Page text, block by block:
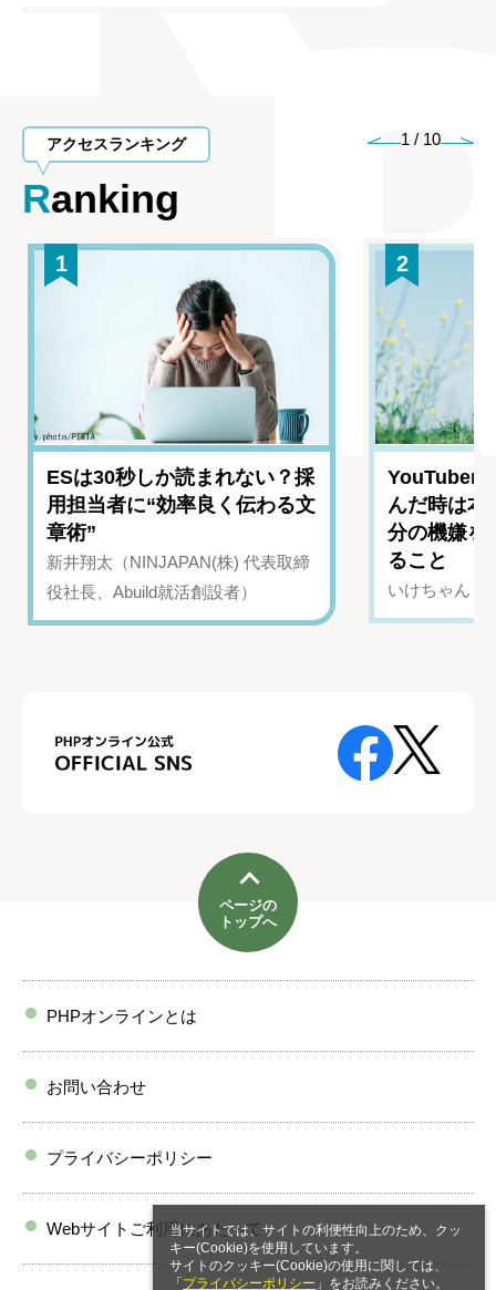
当サイトでは、サイトの利便性向上のため、クッ
キー(Cookie)を使用しています。
サイトのクッキー(Cookie)の使用に関しては、
「 プライバシーポリシー 」をお読みください。
アクセスランキング
Ranking
1 / 10
1
ESは30秒しか読まれない？採
用担当者に“効率良く伝わる文
章術”
新井翔太（NINJAPAN(株) 代表取締
役社長、Abuild就活創設者）
2
YouTuber
んだ時は
分の機嫌を
ること
いけちゃん（
ページの
トップへ
PHPオンラインとは
お問い合わせ
プライバシーポリシー
Webサイトご利用にあたって